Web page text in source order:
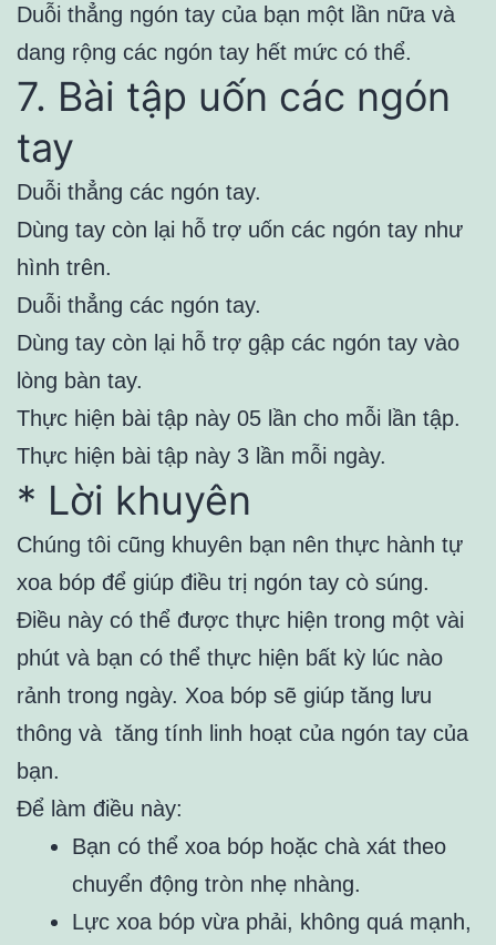
Duỗi thẳng ngón tay của bạn một lần nữa và
dang rộng các ngón tay hết mức có thể.
7. Bài tập uốn các ngón
tay
Duỗi thẳng các ngón tay.
Dùng tay còn lại hỗ trợ uốn các ngón tay như
hình trên.
Duỗi thẳng các ngón tay.
Dùng tay còn lại hỗ trợ gập các ngón tay vào
lòng bàn tay.
Thực hiện bài tập này 05 lần cho mỗi lần tập.
Thực hiện bài tập này 3 lần mỗi ngày.
* Lời khuyên
Chúng tôi cũng khuyên bạn nên thực hành tự
xoa bóp để giúp điều trị ngón tay cò súng.
Điều này có thể được thực hiện trong một vài
phút và bạn có thể thực hiện bất kỳ lúc nào
rảnh trong ngày. Xoa bóp sẽ giúp tăng lưu
thông và tăng tính linh hoạt của ngón tay của
bạn.
Để làm điều này:
Bạn có thể xoa bóp hoặc chà xát theo
chuyển động tròn nhẹ nhàng.
Lực xoa bóp vừa phải, không quá mạnh,